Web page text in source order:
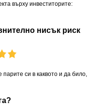
върху инвеститорите:
нисък риск
си в каквото и да било,